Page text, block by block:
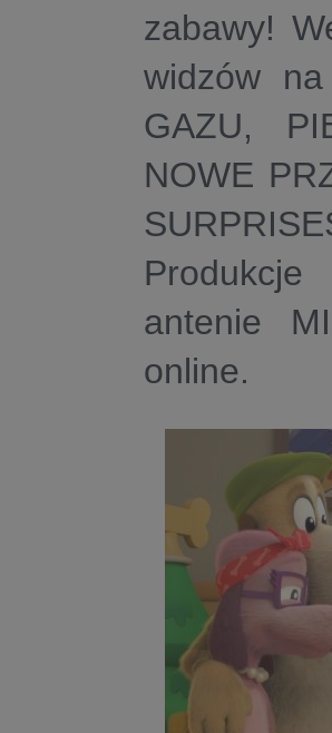
zabawy!
widzów
GAZU,
NOWE
antenie
online.